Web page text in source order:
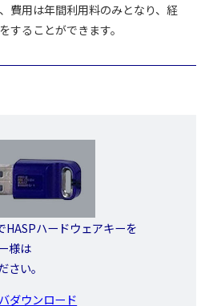
費用は年間利用料のみとなり、経
することができます。
ハードウェアキーを
様は
さい。
ダウンロード